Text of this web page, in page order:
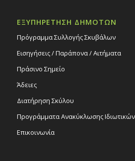
ΕΞΥΠΗΡΕΤΗΣΗ ΔΗΜΟΤΩΝ
Πρόγραμμα Συλλογής Σκυβάλων
Εισηγήσεις / Παράπονα / Αιτήματα
Πράσινο Σημείο
Άδειες
Διατήρηση Σκύλου
Προγράμματα Ανακύκλωσης
Επικοινωνία